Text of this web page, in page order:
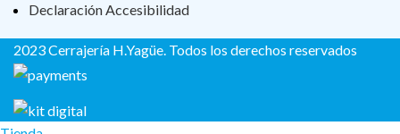
Declaración Accesibilidad
2023 Cerrajería H.Yagüe. Todos los derechos reservados